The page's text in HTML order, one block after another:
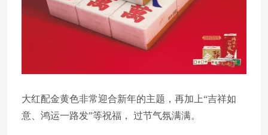
大红配金黄色非常迎合新年的主题，再加上“吉祥如
意、鸿运一路发”等祝福， 过节气氛满满。